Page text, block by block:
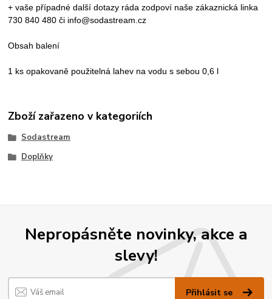
+ vaše případné další dotazy ráda zodpoví naše zákaznická linka
730 840 480 či info@sodastream.cz
Obsah balení
1 ks opakovaně použitelná lahev na vodu s sebou 0,6 l
Zboží zařazeno v kategoriích
Sodastream
Doplňky
Nepropásněte novinky, akce a
slevy!
Přihlásit se